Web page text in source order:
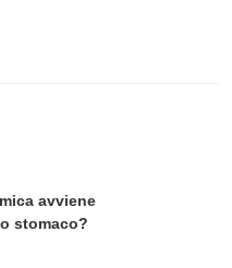
avviene
stomaco?